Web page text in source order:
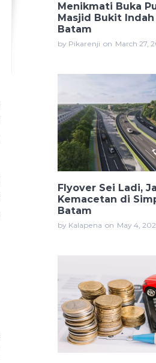
Menikmati Buka
Masjid Bukit
Batam
by Pikarenji on March 27,
Flyover Sei Ladi,
Kemacetan di
Batam
by Kalapena on May 4,